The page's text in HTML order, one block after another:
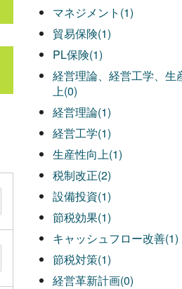
マネジメント(1)
貿易保険(1)
PL保険(1)
経営理論、経営工学、生
上(0)
経営理論(1)
経営工学(1)
生産性向上(1)
税制改正(2)
設備投資(1)
節税効果(1)
キャッシュフロー改善(1)
節税対策(1)
経営革新計画(0)